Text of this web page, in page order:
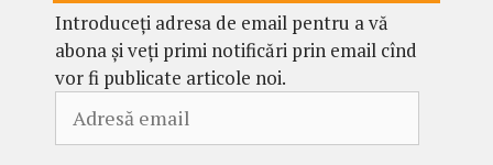
Introduceți adresa de email pentru a vă
abona și veți primi notificări prin email cînd
vor fi publicate articole noi.
email